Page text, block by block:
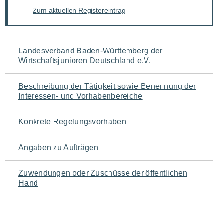
Zum aktuellen Registereintrag
Navigation
für
den
Seiteninhalt
Landesverband Baden-Württemberg der
Wirtschaftsjunioren Deutschland e.V.
Beschreibung der Tätigkeit sowie Benennung der
Interessen- und Vorhabenbereiche
Konkrete Regelungsvorhaben
Angaben zu Aufträgen
Zuwendungen oder Zuschüsse der öffentlichen
Hand